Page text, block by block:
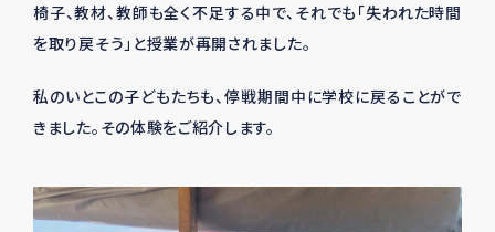
椅子、教材、教師も全く不足する中で、それでも「失われた時間
を取り戻そう」と授業が再開されました。
私のいとこの子どもたちも、停戦期間中に学校に戻ることがで
きました。その体験をご紹介します。